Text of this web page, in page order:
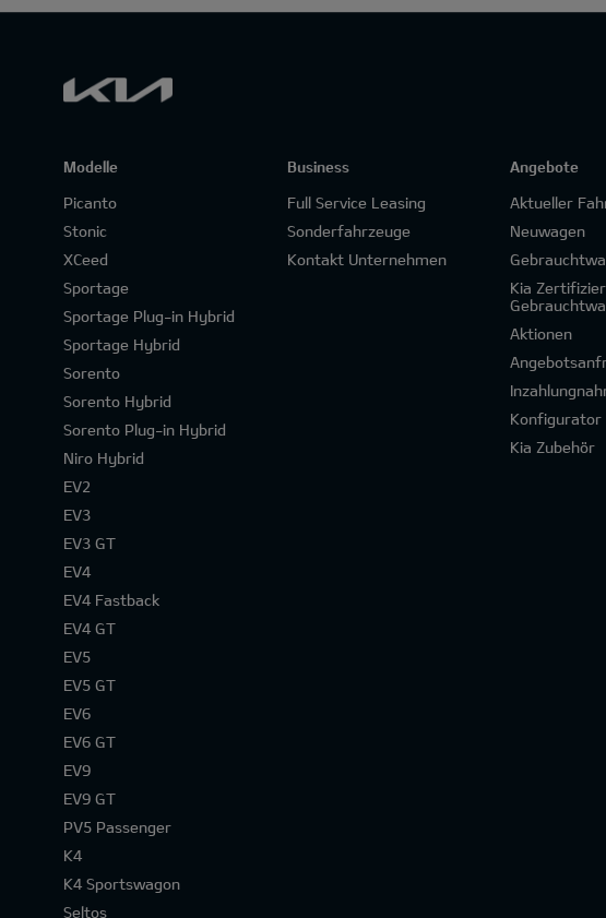
Modelle
Picanto
Stonic
XCeed
Sportage
Sportage Plug-in Hybrid
Sportage Hybrid
Sorento
Sorento Hybrid
Sorento Plug-in Hybrid
Niro Hybrid
EV2
EV3
EV3 GT
EV4
EV4 Fastback
EV4 GT
EV5
EV5 GT
EV6
EV6 GT
EV9
EV9 GT
PV5 Passenger
K4
K4 Sportswagon
Seltos
Business
Full Service Leasing
Sonderfahrzeuge
Kontakt Unternehmen
Angebote
Aktueller
Neuwagen
Kia
Aktionen
Konfigurator
Kia Zubehör